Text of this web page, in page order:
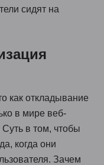
сидят на
как откладывание
в мире веб-
Суть в том, чтобы
когда они
Зачем